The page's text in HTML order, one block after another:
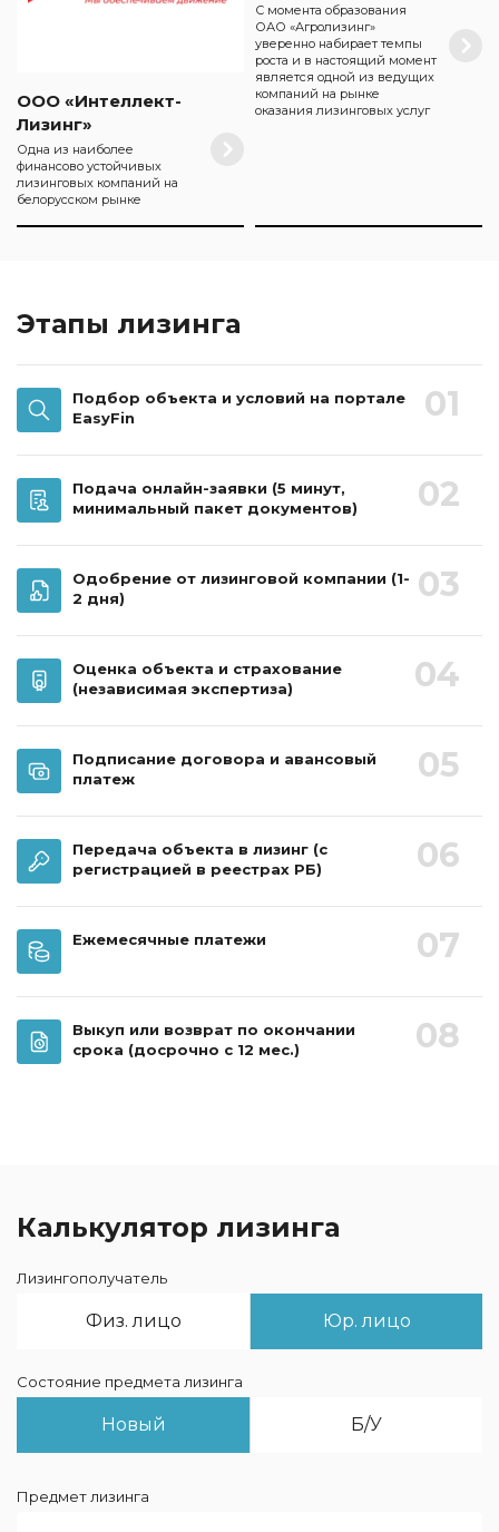
ООО «Интеллект-
Лизинг»
Одна из наиболее
финансово устойчивых
лизинговых компаний на
белорусском рынке
С момента образования
ОАО «Агролизинг»
уверенно набирает темпы
роста и в настоящий момент
является одной из ведущих
компаний на рынке
оказания лизинговых услуг
Этапы лизинга
01
Подбор объекта и условий на портале
EasyFin
02
Подача онлайн-заявки (5 минут,
минимальный пакет документов)
03
Одобрение от лизинговой компании (1-
2 дня)
04
Оценка объекта и страхование
(независимая экспертиза)
05
Подписание договора и авансовый
платеж
06
Передача объекта в лизинг (с
регистрацией в реестрах РБ)
07
Ежемесячные платежи
08
Выкуп или возврат по окончании
срока (досрочно с 12 мес.)
Калькулятор лизинга
Лизингополучатель
Физ. лицо Юр. лицо
Состояние предмета лизинга
Новый Б/У
Предмет лизинга